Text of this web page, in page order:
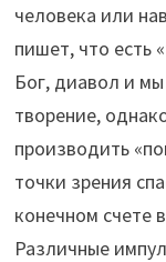
человека или
пишет, что есть
Бог, диавол и
творение,
производить
точки зрения
конечном счете
Различные